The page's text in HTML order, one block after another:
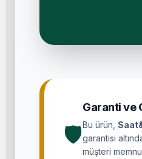
🛡
Garanti ve
Bu ürün,
garantisi
müşteri